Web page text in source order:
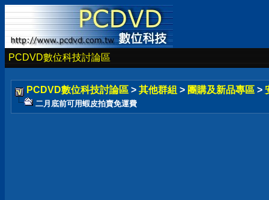
PCDVD數位科技討論區
PCDVD數位科技討論區 > 其他群組 > 團購及新品專區 >
二月底前可用蝦皮拍賣免運費